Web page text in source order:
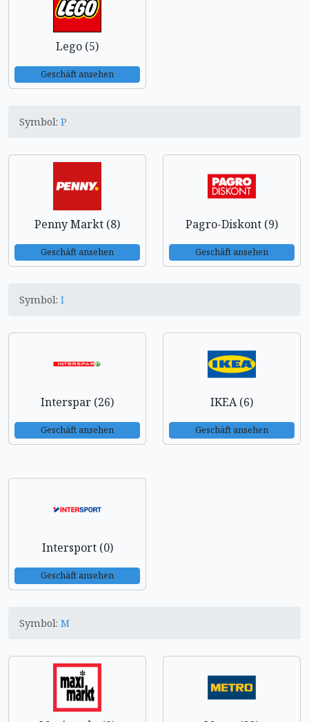
Lego (5)
Geschäft ansehen
Symbol: P
Penny Markt (8)
Geschäft ansehen
Pagro-Diskont (9)
Geschäft ansehen
Symbol: I
Interspar (26)
Geschäft ansehen
IKEA (6)
Geschäft ansehen
Intersport (0)
Geschäft ansehen
Symbol: M